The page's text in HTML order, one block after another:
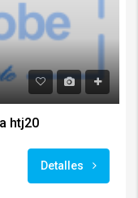
htj20
Detalles